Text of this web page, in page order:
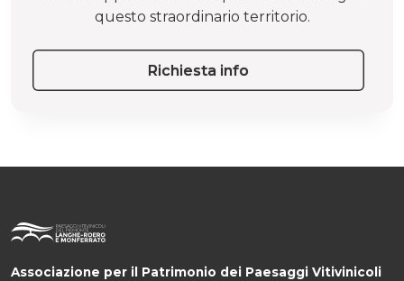
questo straordinario territorio.
Richiesta info
Associazione per il Patrimonio dei Paesaggi Vitivinicoli